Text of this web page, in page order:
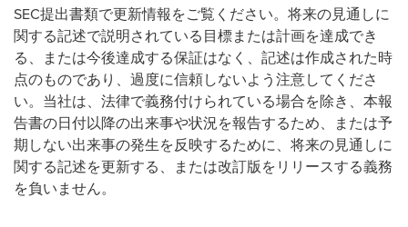
SEC提出書類で更新情報をご覧ください。将来の見通しに
関する記述で説明されている目標または計画を達成でき
る、または今後達成する保証はなく、記述は作成された時
点のものであり、過度に信頼しないよう注意してくださ
い。当社は、法律で義務付けられている場合を除き、本報
告書の日付以降の出来事や状況を報告するため、または予
期しない出来事の発生を反映するために、将来の見通しに
関する記述を更新する、または改訂版をリリースする義務
を負いません。